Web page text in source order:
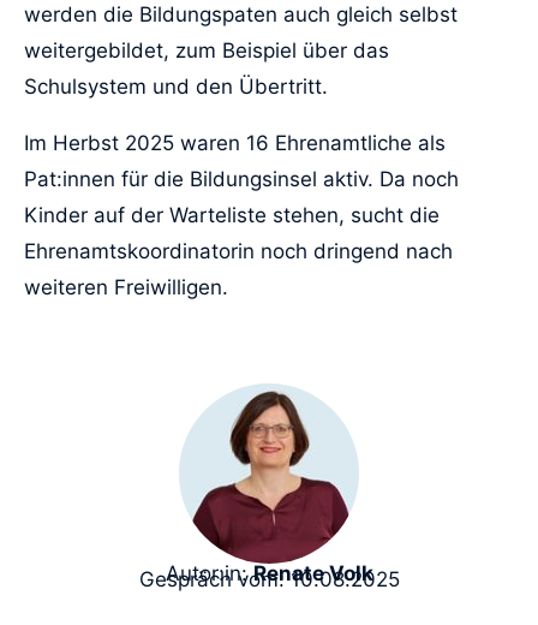
werden die Bildungspaten auch gleich selbst
weitergebildet, zum Beispiel über das
Schulsystem und den Übertritt.
Im Herbst 2025 waren 16 Ehrenamtliche als
Pat:innen für die Bildungsinsel aktiv. Da noch
Kinder auf der Warteliste stehen, sucht die
Ehrenamtskoordinatorin noch dringend nach
weiteren Freiwilligen.
Autor:in:Renate Volk
Gespräch vom: 10.08.2025